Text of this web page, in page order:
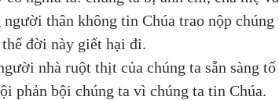
thân không tin Chúa trao nộp chúng
đời này giết hại đi.
nhà ruột thịt của chúng ta sẵn sàng tố
phản bội chúng ta vì chúng ta tin Chúa.